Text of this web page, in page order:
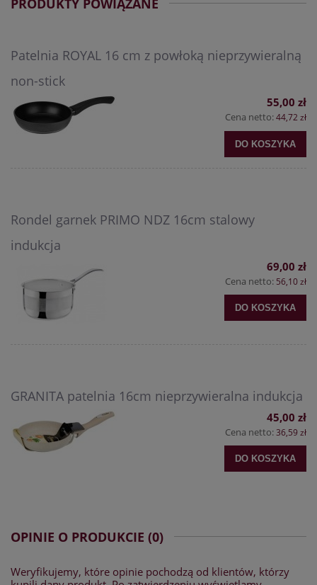
PRODUKTY POWIĄZANE
Patelnia ROYAL 16 cm z powłoką nieprzywieralną
non-stick
55,00 zł
Cena netto:44,72 zł
DO KOSZYKA
Rondel garnek PRIMO NDZ 16cm stalowy
indukcja
69,00 zł
Cena netto: 56,10 zł
DO KOSZYKA
GRANITA patelnia 16cm nieprzywieralna indukcja
45,00 zł
Cena netto:36,59 zł
DO KOSZYKA
OPINIE O PRODUKCIE (0)
Weryfikujemy, które opinie pochodzą od klientów, którzy